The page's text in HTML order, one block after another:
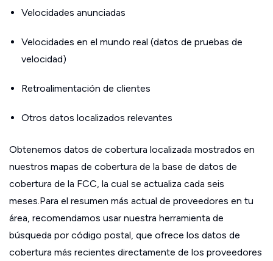
Velocidades anunciadas
Velocidades en el mundo real (datos de pruebas de
velocidad)
Retroalimentación de clientes
Otros datos localizados relevantes
Obtenemos datos de cobertura localizada mostrados en
nuestros mapas de cobertura de la base de datos de
cobertura de la FCC, la cual se actualiza cada seis
meses.Para el resumen más actual de proveedores en tu
área, recomendamos usar nuestra herramienta de
búsqueda por código postal, que ofrece los datos de
cobertura más recientes directamente de los proveedores